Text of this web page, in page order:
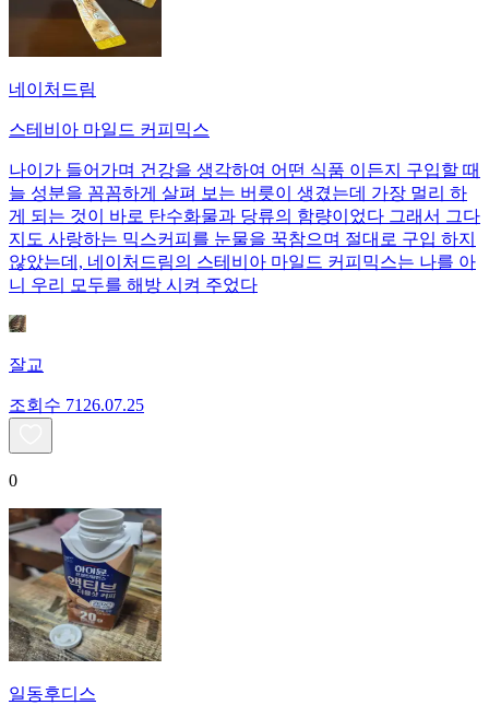
네이처드림
스테비아 마일드 커피믹스
나이가 들어가며 건강을 생각하여 어떤 식품 이든지 구입할 때
늘 성분을 꼼꼼하게 살펴 보는 버릇이 생겼는데 가장 멀리 하
게 되는 것이 바로 탄수화물과 당류의 함량이었다 그래서 그다
지도 사랑하는 믹스커피를 눈물을 꾹참으며 절대로 구입 하지
않았는데, 네이처드림의 스테비아 마일드 커피믹스는 나를 아
니 우리 모두를 해방 시켜 주었다
잘교
조회수 71 26.07.25
0
일동후디스